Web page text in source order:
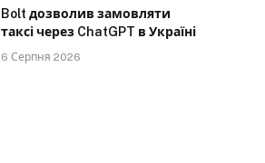
Bolt дозволив замовляти
таксі через ChatGPT в Україні
6 Серпня 2026